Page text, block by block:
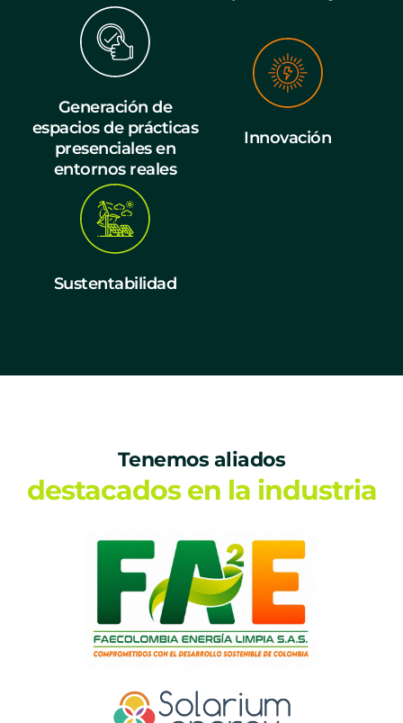
Generación de
espacios de prácticas
presenciales en
entornos reales
Innovación
Sustentabilidad
Tenemos aliados
destacados en la industria